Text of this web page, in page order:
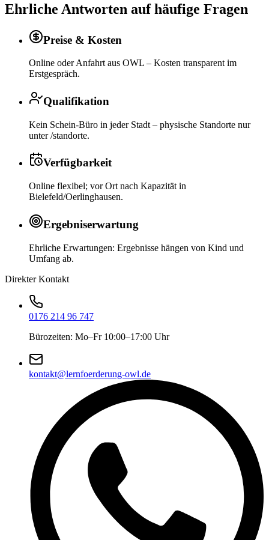
Ehrliche Antworten auf häufige Fragen
Preise & Kosten
Online oder Anfahrt aus OWL – Kosten transparent im
Erstgespräch.
Qualifikation
Kein Schein-Büro in jeder Stadt – physische Standorte nur
unter /standorte.
Verfügbarkeit
Online flexibel; vor Ort nach Kapazität in
Bielefeld/Oerlinghausen.
Ergebniserwartung
Ehrliche Erwartungen: Ergebnisse hängen von Kind und
Umfang ab.
Direkter Kontakt
0176 214 96 747
Bürozeiten: Mo–Fr 10:00–17:00 Uhr
kontakt@lernfoerderung-owl.de